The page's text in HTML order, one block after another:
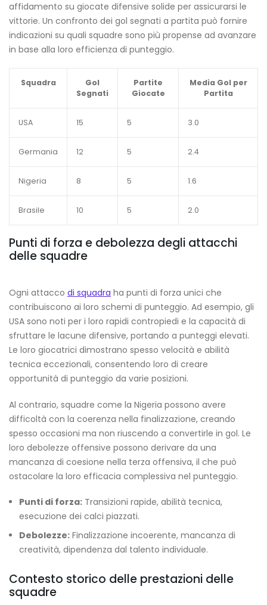
affidamento su giocate difensive solide per assicurarsi le
vittorie. Un confronto dei gol segnati a partita può fornire
indicazioni su quali squadre sono più propense ad avanzare
in base alla loro efficienza di punteggio.
Squadra
Gol
Segnati
Partite
Giocate
Media Gol per
Partita
USA 15 5 3.0
Germania 12 5 2.4
Nigeria 8 5 1.6
Brasile 10 5 2.0
Punti di forza e debolezza degli attacchi
delle squadre
Ogni attacco di squadra ha punti di forza unici che
contribuiscono ai loro schemi di punteggio. Ad esempio, gli
USA sono noti per i loro rapidi contropiedi e la capacità di
sfruttare le lacune difensive, portando a punteggi elevati.
Le loro giocatrici dimostrano spesso velocità e abilità
tecnica eccezionali, consentendo loro di creare
opportunità di punteggio da varie posizioni.
Al contrario, squadre come la Nigeria possono avere
difficoltà con la coerenza nella finalizzazione, creando
spesso occasioni ma non riuscendo a convertirle in gol. Le
loro debolezze offensive possono derivare da una
mancanza di coesione nella terza offensiva, il che può
ostacolare la loro efficacia complessiva nel punteggio.
Punti di forza: Transizioni rapide, abilità tecnica,
esecuzione dei calci piazzati.
Debolezze: Finalizzazione incoerente, mancanza di
creatività, dipendenza dal talento individuale.
Contesto storico delle prestazioni delle
squadre